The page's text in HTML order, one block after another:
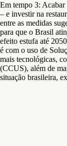
Em tempo 3: Acabar
– e investir na
entre as medidas
para que o Brasil
efeito estufa até
é com o uso de
mais tecnológicas,
(CCUS), além de
situação brasileira,